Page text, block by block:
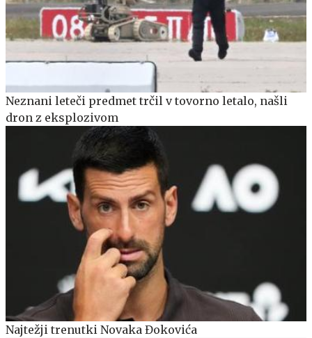
Neznani leteči predmet trčil v tovorno letalo, našli
dron z eksplozivom
Najtežji trenutki Novaka Đokovića